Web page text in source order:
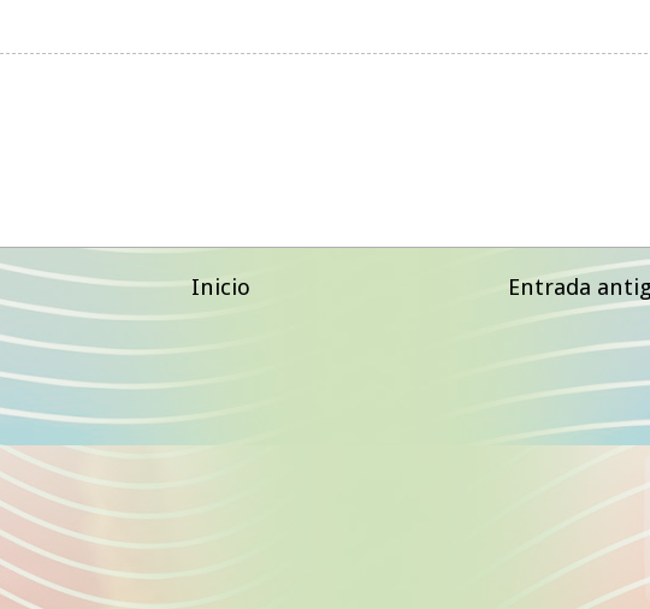
Entrada
Inicio